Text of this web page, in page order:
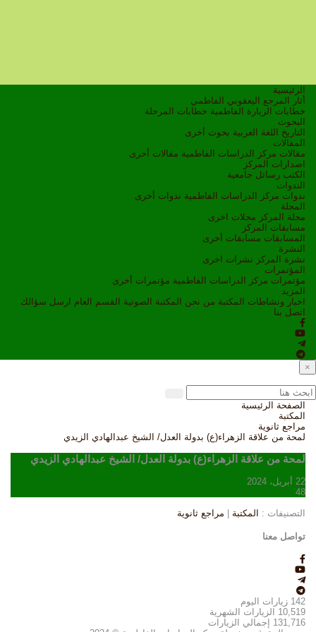
الرئيسية
أثار المرجع اليعقوبي الفاطمي
خطابات الزيارة الفاطمية خطابات المرحلة
البحوث
التاريخ
اللغة العربية بحوث أخرى
المقالات
مقالات مركز الدراسات الفاطمية مقالات أخرى
اصدارات المركز
الكتب رسائل جامعية
الندوات
ندوات مركز الدراسات الفاطمية ندوات أخرى
المجلة
مجلة المركز مجلات اخرى
مسابقات المركز
المسابقات مسابقات أخرى
النشرة
نشرة المركز نشرات اخرى
المؤتمرات
مؤتمرات مركز الدراسات الفاطمية مؤتمرات أخرى
المزيد
اخبار ونشاطات
المكتبة من نحن المكتبة الصوتية القسم العام ارسل سؤالك
اتصل بنا
×
الصفحة الرئيسية
المكتبة
مراجع ثانوية
لمحة من علاقة الزهراء(ع) بدولة العدل/ الشيخ عبدالهادي الزيدي
لمحة من علاقة الزهراء(ع) بدولة العدل/ الشيخ عبدالهادي الزيدي
22 أبريل، 2024
48
التصنيفات : المكتبة مراجع ثانوية
تواصل معنا
142 زيارات اليوم
10,519
الزيارات الشهرية
131,716
إجمالي الزيارات